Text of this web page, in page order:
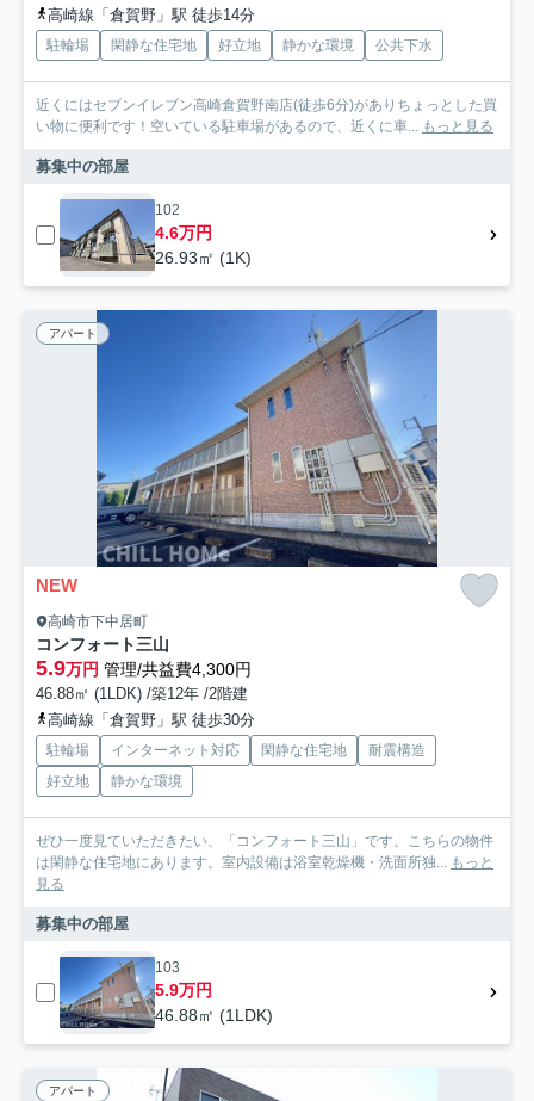
高崎線「倉賀野」駅 徒歩14分
駐輪場 閑静な住宅地 好立地 静かな環境 公共下水
近くにはセブンイレブン高崎倉賀野南店(徒歩6分)がありちょっとした買
い物に便利です！空いている駐車場があるので、近くに車... もっと見る
募集中の部屋
102
4.6万円
26.93㎡ (1K)
アパート
NEW
高崎市下中居町
コンフォート三山
5.9万円 管理/共益費4,300円
46.88㎡ (1LDK) /築12年 /2階建
高崎線「倉賀野」駅 徒歩30分
駐輪場 インターネット対応 閑静な住宅地
耐震構造
好立地
静かな環境
ぜひ一度見ていただきたい、「コンフォート三山」です。こちらの物件
は閑静な住宅地にあります。室内設備は浴室乾燥機・洗面所独... もっと
見る
募集中の部屋
103
5.9万円
46.88㎡ (1LDK)
アパート